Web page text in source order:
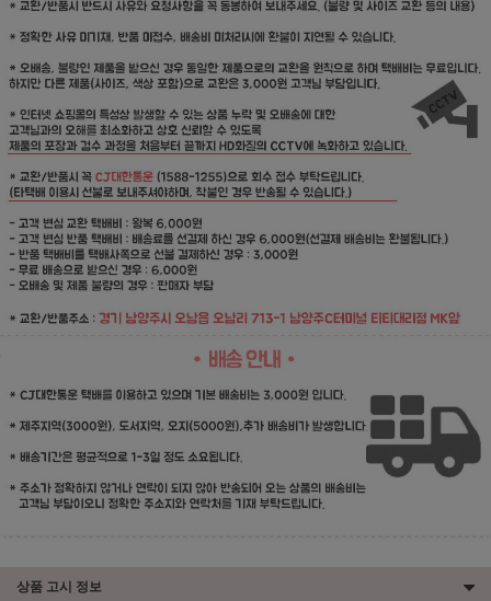
상품 고시 정보